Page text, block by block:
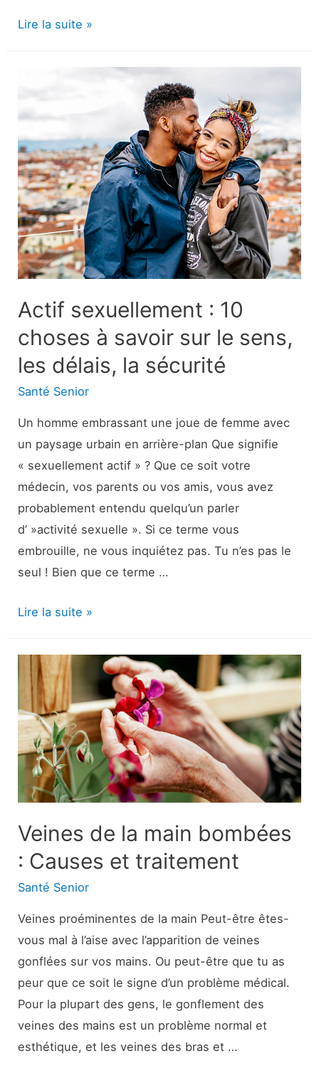
Dent
en
:
Coût
et
comparaison
avec
la
porcelaine
Lire la suite »
Actif sexuellement : 10
choses à savoir sur le sens,
les délais, la sécurité
Santé Senior
Un homme embrassant une joue de femme avec
un paysage urbain en arrière-plan Que signifie
« sexuellement actif » ? Que ce soit votre
médecin, vos parents ou vos amis, vous avez
probablement entendu quelqu’un parler
d’ »activité sexuelle ». Si ce terme vous
embrouille, ne vous inquiétez pas. Tu n’es pas le
seul ! Bien que ce terme …
Actif
:
10
choses
à
savoir
sur
le
sens,
les
délais,
la
sécurité
Lire la suite »
Veines de la main bombées
: Causes et traitement
Santé Senior
Veines proéminentes de la main Peut-être êtes-
vous mal à l’aise avec l’apparition de veines
gonflées sur vos mains. Ou peut-être que tu as
peur que ce soit le signe d’un problème médical.
Pour la plupart des gens, le gonflement des
veines des mains est un problème normal et
esthétique, et les veines des bras et …